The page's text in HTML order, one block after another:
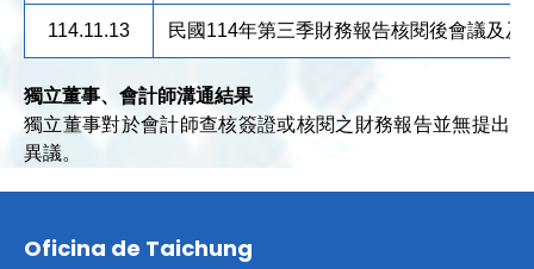
114.11.13 民國114年第三季財務報告核閱後會議及
獨立董事、會計師溝通結果
獨立董事對於會計師查核簽證或核閱之財務報告並無提出
異議。
Oficina de Taichung